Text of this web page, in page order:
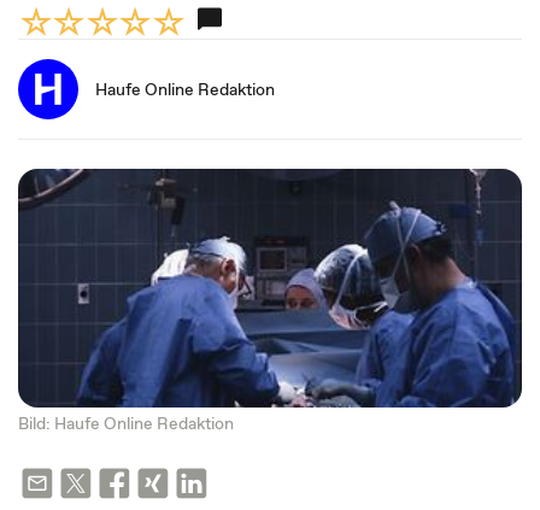
Haufe Online Redaktion
Bild: Haufe Online Redaktion